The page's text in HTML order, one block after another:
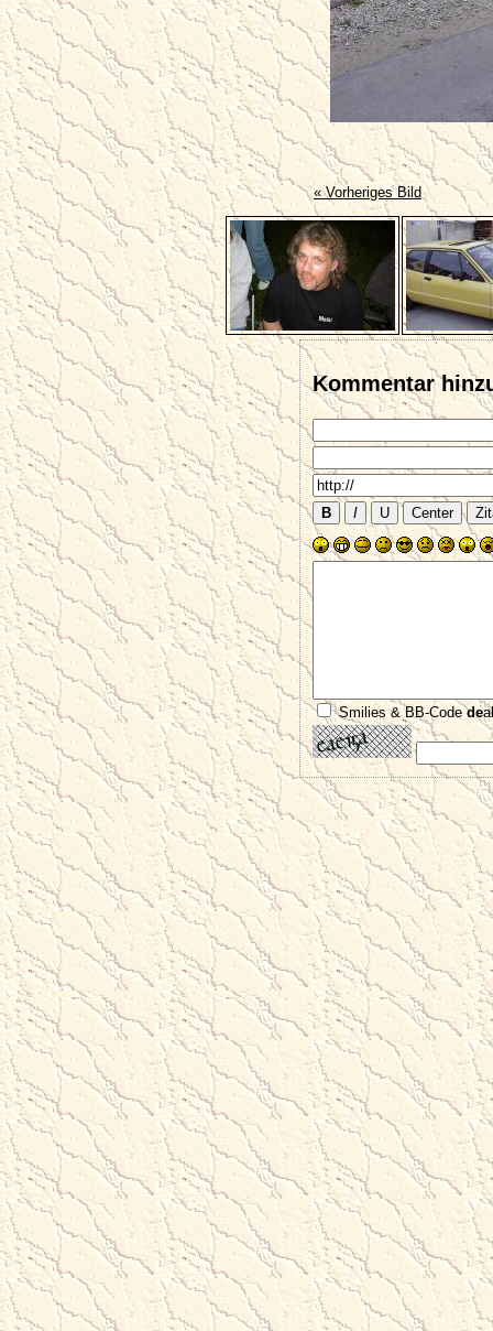
« Vorheriges Bild
Kommentar
Smilies & BB-Codede